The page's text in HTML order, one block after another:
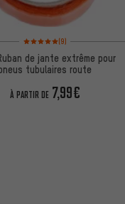
Note moyenne : 5 sur 5
(9)
de jante extrême pour
tubulaires route
À PARTIR DE 7,99€